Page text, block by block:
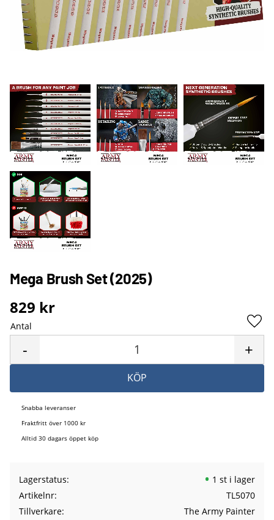
Mega Brush Set (2025)
829 kr
Antal
+
-
KÖP
Snabba leveranser
Fraktfritt över 1000 kr
Alltid 30 dagars öppet köp
Lagerstatus
1 st i lager
Artikelnr
TL5070
Tillverkare
The Army Painter